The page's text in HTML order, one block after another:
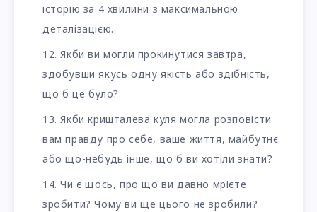
історію за 4 хвилини з максимальною
деталізацією.
Якби ви могли прокинутися завтра,
здобувши якусь одну якість або здібність,
що б це було?
Якби кришталева куля могла розповісти
вам правду про себе, ваше життя, майбутнє
або що-небудь інше, що б ви хотіли знати?
Чи є щось, про що ви давно мрієте
зробити? Чому ви ще цього не зробили?